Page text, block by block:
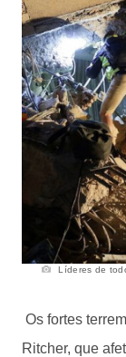
Líderes de
Os fortes
Ritcher, que